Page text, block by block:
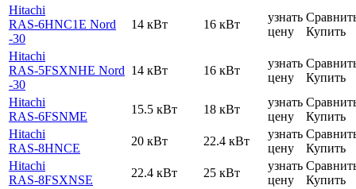
Hitachi
RAS-6HNC1E Nord
-30
14 кВт 16 кВт
узнать
цену
Купить
Hitachi
RAS-5FSXNHE Nord
-30
14 кВт 16 кВт
узнать
цену
Купить
Hitachi
RAS-6FSNME
15.5 кВт 18 кВт
узнать
цену
Купить
Hitachi
RAS-8HNCE
20 кВт 22.4 кВт
узнать
цену
Купить
Hitachi
RAS-8FSXNSE
22.4 кВт 25 кВт
узнать
цену
Купить